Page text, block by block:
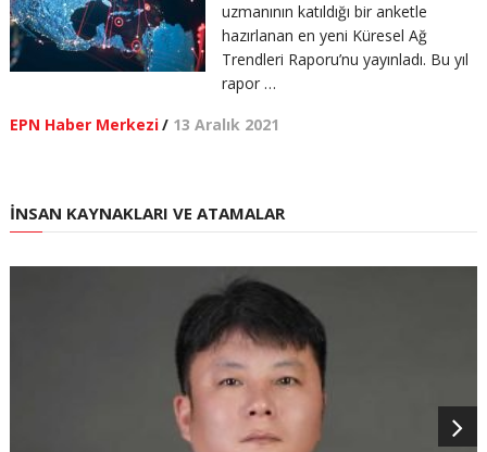
uzmanının katıldığı bir anketle
hazırlanan en yeni Küresel Ağ
Trendleri Raporu’nu yayınladı. Bu yıl
rapor …
EPN Haber Merkezi/ 13 Aralık 2021
İNSAN KAYNAKLARI VE ATAMALAR